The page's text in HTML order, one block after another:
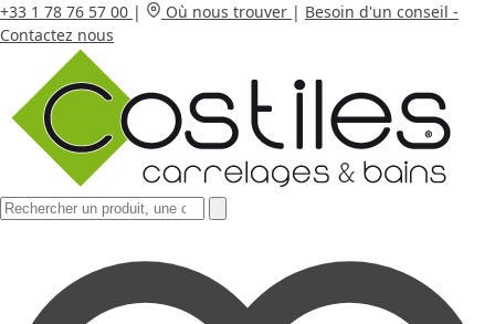
+33 1 78 76 57 00 | Où nous trouver | Besoin d'un conseil -
Contactez nous